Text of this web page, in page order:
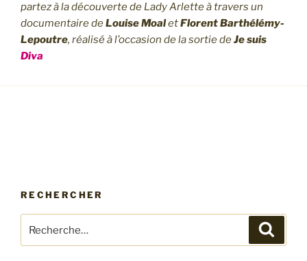
partez à la découverte de Lady Arlette à travers un
documentaire deLouise MoaletFlorent Barthélémy-
Lepoutre, réalisé à l’occasion de la sortie deJe suis
Diva
RECHERCHER
pour